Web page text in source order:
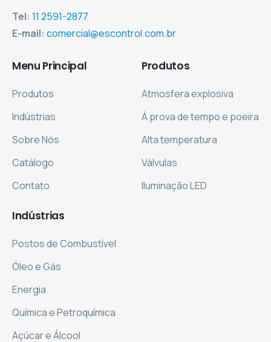
Tel: 11 2591-2877
E-mail: comercial@escontrol.com.br
Menu Principal
Produtos
Indústrias
Sobre Nós
Catálogo
Contato
Produtos
Atmosfera explosiva
À prova de tempo e poeira
Alta temperatura
Válvulas
Iluminação LED
Indústrias
Postos de Combustível
Óleo e Gás
Energia
Química e Petroquímica
Açúcar e Álcool